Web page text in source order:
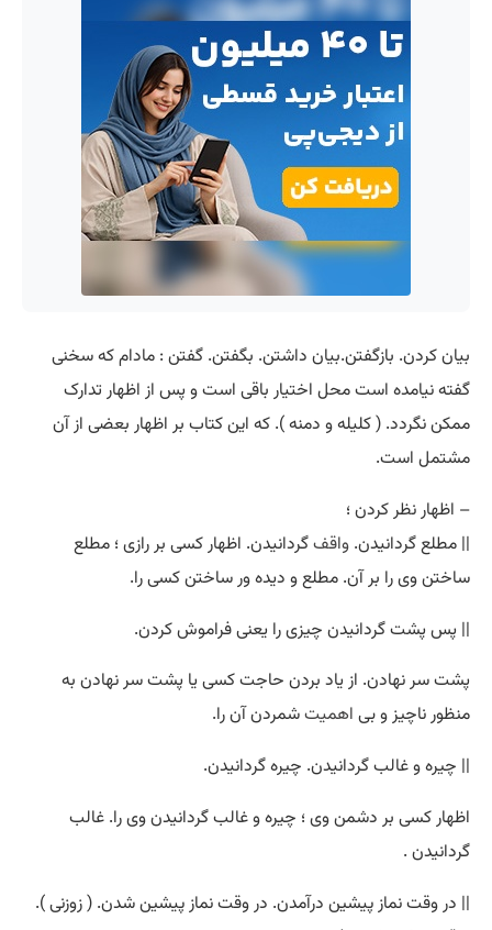
بیان کردن. بازگفتن.بیان داشتن. بگفتن. گفتن : مادام که سخنی
گفته نیامده است محل اختیار باقی است و پس از اظهار تدارک
ممکن نگردد. ( کلیله و دمنه ). که این کتاب بر اظهار بعضی از آن
مشتمل است.
– اظهار نظر کردن ؛
|| مطلع گردانیدن. واقفگردانیدن. اظهار کسی بر رازی ؛ مطلع
ساختن وی را بر آن. مطلع و دیده ور ساختن کسی را.
|| پس پشت گردانیدن چیزی را یعنی فراموش کردن.
پشت سر نهادن. از یاد بردن حاجت کسی یا پشت سر نهادن به
منظور ناچیز و بی اهمیتشمردن آن را.
|| چیره و غالب گردانیدن. چیره گردانیدن.
اظهار کسی بر دشمن وی ؛ چیره و غالب گردانیدن وی را. غالب
گردانیدن .
|| در وقت نماز پیشین درآمدن. در وقت نماز پیشین شدن. ( زوزنی ).